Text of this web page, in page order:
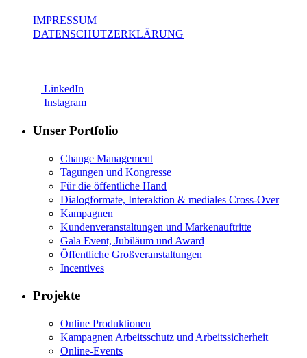
IMPRESSUM
DATENSCHUTZERKLÄRUNG
LinkedIn
Instagram
Unser Portfolio
Change Management
Tagungen und Kongresse
Für die öffentliche Hand
Dialogformate, Interaktion & mediales Cross-Over
Kampagnen
Kundenveranstaltungen und Markenauftritte
Gala Event, Jubiläum und Award
Öffentliche Großveranstaltungen
Incentives
Projekte
Online Produktionen
Kampagnen Arbeitsschutz und Arbeitssicherheit
Online-Events